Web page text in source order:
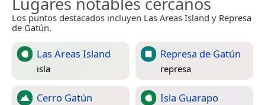
Los puntos destacados incluyen Las Areas Island y Represa
de Gatún.
Las Areas Island
isla
Represa de Gatún
represa
Cerro Gatún Isla Guarapo